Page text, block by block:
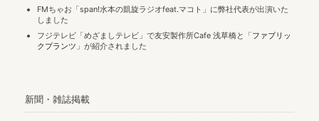
FMちゃお「span!水本の凱旋ラジオfeat.マコト」に弊社代表が出演いた
しました
フジテレビ「めざましテレビ」で友安製作所Cafe 浅草橋と「ファブリッ
クプランツ 」が紹介されました
新聞・雑誌掲載